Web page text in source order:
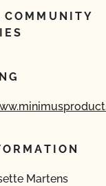
COMMUNITY
Martens